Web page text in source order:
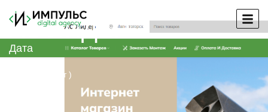
АС ЛИДЕР
Дата
( Открыть сайт )